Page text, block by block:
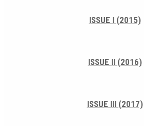
ISSUE I (2015)
ISSUE II (2016)
ISSUE III (2017)